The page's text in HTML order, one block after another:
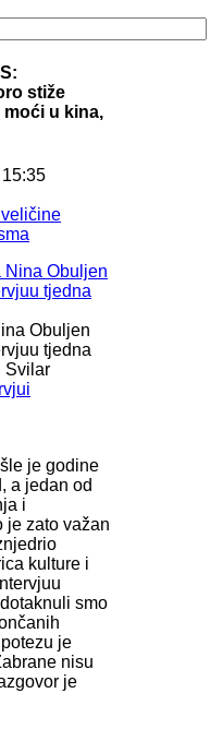
stiže
moći u kina,
Obuljen
tjedna
Svilar
je godine
a jedan od
i
je zato važan
kulture i
smo
je
nisu
je